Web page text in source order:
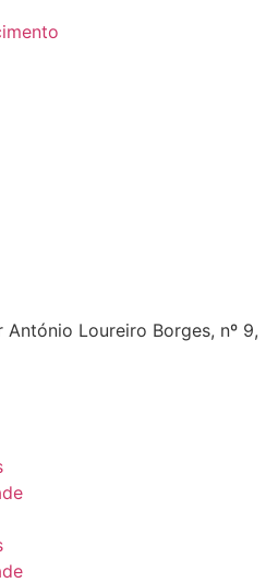
Loureiro Borges, nº 9,